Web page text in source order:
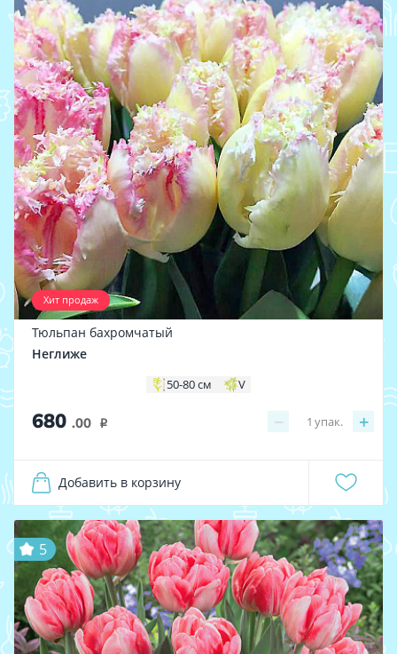
Хит продаж
Тюльпан бахромчатый
Неглиже
50-80 см V
680 .00 i − +
1 упак.
Добавить в корзину
5